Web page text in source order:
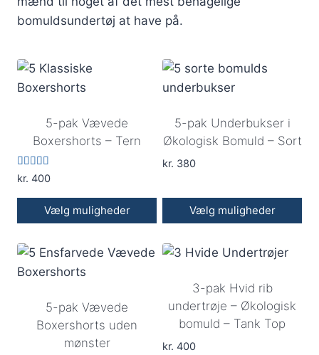
bomuldsundertøj at have på.
5-pak Vævede
Boxershorts – Tern
Vurderet
5.00
ud af 5
kr. 400
Vælg muligheder
vare
har
varianter.
Mulighederne
5-pak Underbukser i
Økologisk Bomuld – Sort
kr. 380
Vælg muligheder
vare
varianter.
Mulighederne
kan
5-pak Vævede
Boxershorts uden
mønster
3-pak Hvid rib
undertrøje – Økologisk
bomuld – Tank Top
kr. 400